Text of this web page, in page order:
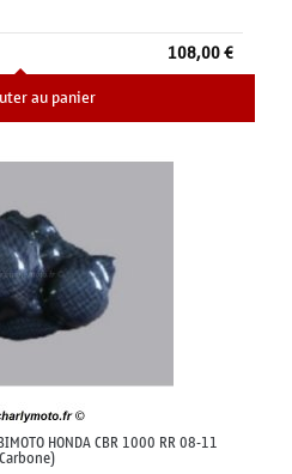
108,00 €
au panier
HONDA CBR 1000 RR 08-11